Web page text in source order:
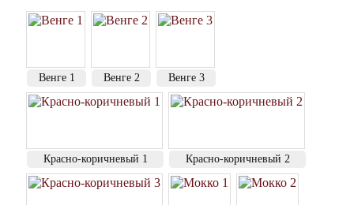
Венге 1 Венге 2 Венге 3
Красно-коричневый 1 Красно-коричневый 2